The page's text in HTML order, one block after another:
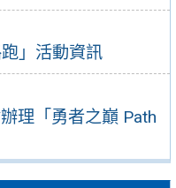
」活動資訊
理「勇者之巔 Path